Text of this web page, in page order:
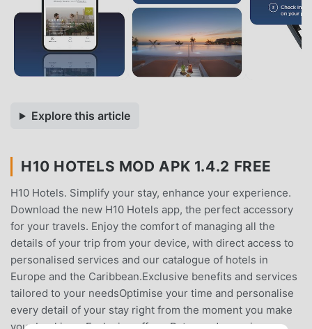
Explore this article
H10 HOTELS MOD APK 1.4.2 FREE
H10 Hotels. Simplify your stay, enhance your experience.
Download the new H10 Hotels app, the perfect accessory
for your travels. Enjoy the comfort of managing all the
details of your trip from your device, with direct access to
personalised services and our catalogue of hotels in
Europe and the Caribbean.Exclusive benefits and services
tailored to your needsOptimise your time and personalise
every detail of your stay right from the moment you make